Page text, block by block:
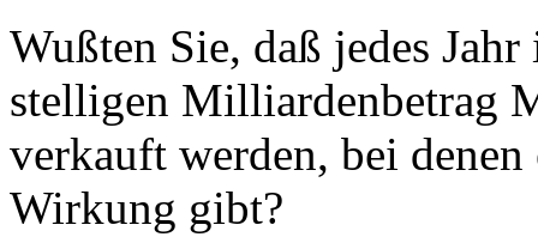
Wußten Sie, daß jedes
stelligen Milliardenbetrag
verkauft werden, bei
Wirkung gibt?